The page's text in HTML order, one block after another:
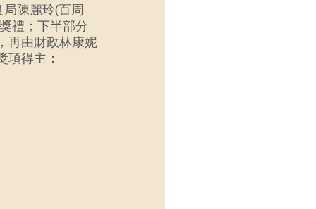
陳麗玲(百周
禮；下半部分
再由財政林康妮
得主：